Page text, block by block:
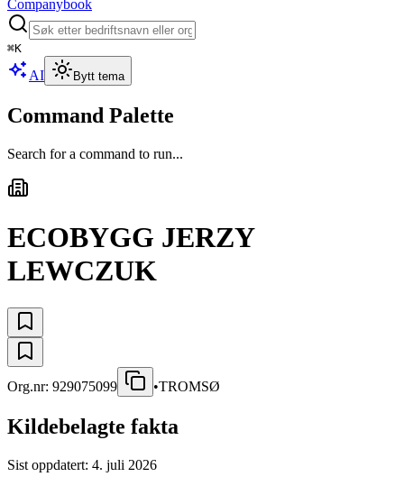
Companybook
⌘K
AI Bytt tema
Command Palette
Search for a command to run...
ECOBYGG JERZY
LEWCZUK
Org.nr: 929075099 •TROMSØ
Kildebelagte fakta
Sist oppdatert: 4. juli 2026